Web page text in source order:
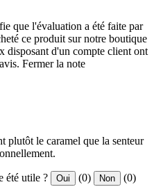
que l'évaluation a été faite par
ce produit sur notre boutique
disposant d'un compte client ont
Fermer la note
plutôt le caramel que la senteur
été utile ? Oui (0) Non (0)